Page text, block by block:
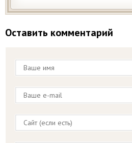
Оставить комментарий